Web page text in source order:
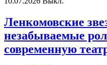
Ленкомовские
незабываемые
современную